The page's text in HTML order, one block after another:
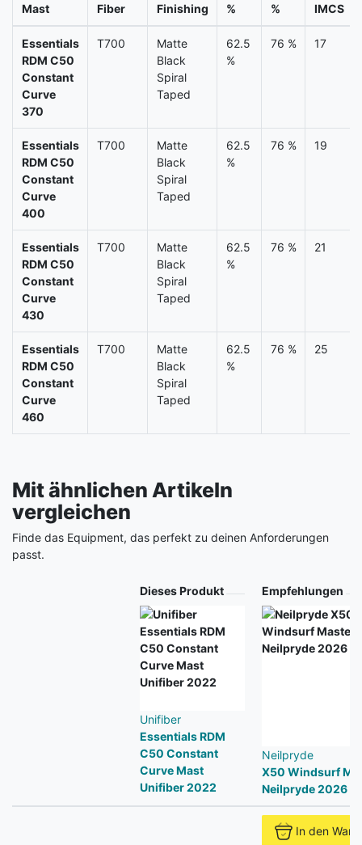
Mast
Fiber
Finishing
%
%
IMCS
Essentials
RDM C50
Constant
Curve
370
T700
Matte
Black
Spiral
Taped
62.5
%
76 % 17
Essentials
RDM C50
Constant
Curve
400
T700
Matte
Black
Spiral
Taped
62.5
%
76 % 19
Essentials
RDM C50
Constant
Curve
430
T700
Matte
Black
Spiral
Taped
62.5
%
76 % 21
Essentials
RDM C50
Constant
Curve
460
T700
Matte
Black
Spiral
Taped
62.5
%
76 % 25
Mit ähnlichen Artikeln
vergleichen
Finde das Equipment, das perfekt zu deinen Anforderungen
passt.
Dieses Produkt
Unifiber
Essentials RDM
C50 Constant
Curve Mast
Unifiber 2022
Empfehlungen
Neilpryde
X50 Windsurf
Neilpryde 2026
In den